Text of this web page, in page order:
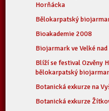
Horňácka
Bělokarpatský
Bioakademie 2008
Biojarmark ve Velké
Blíží se festival Ozvěny
bělokarpatský
Botanická exkurze na
Botanická exkurze